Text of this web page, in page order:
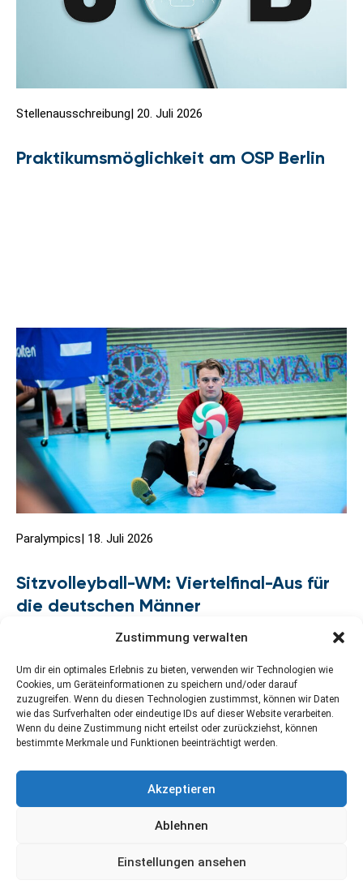
Zustimmung verwalten
Um dir ein optimales Erlebnis zu bieten, verwenden wir Technologien wie
Cookies, um Geräteinformationen zu speichern und/oder darauf
zuzugreifen. Wenn du diesen Technologien zustimmst, können wir Daten
wie das Surfverhalten oder eindeutige IDs auf dieser Website verarbeiten.
Wenn du deine Zustimmung nicht erteilst oder zurückziehst, können
bestimmte Merkmale und Funktionen beeinträchtigt werden.
Akzeptieren
Ablehnen
Einstellungen ansehen
Stellenausschreibung| 20. Juli 2026
Praktikumsmöglichkeit am OSP Berlin
Paralympics| 18. Juli 2026
Sitzvolleyball-WM: Viertelfinal-Aus für
die deutschen Männer